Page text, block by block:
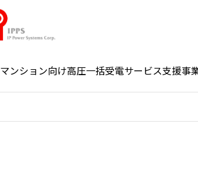
マンション向け高圧一括受電サービス支援事